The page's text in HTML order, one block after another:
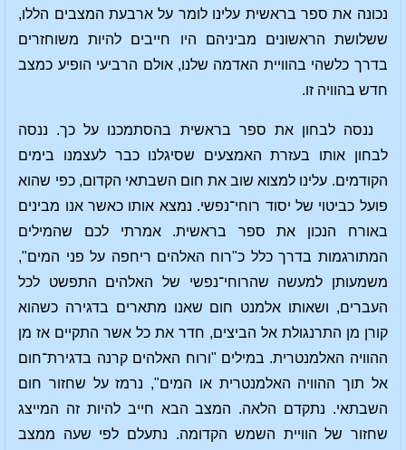
נכונה את ספר בראשית עלינו לומר על ארבעת המצבים הללו,
ששלושת הראשונים מביניהם היו חייבים להיות משוחזרים
בדרך כלשהי בהוויית האדמה שלנו, אולם הרביעי הופיע כמצב
חדש בהוויה זו.
ננסה לבחון את ספר בראשית בהסתמכנו על כך. ננסה
לבחון אותו בעזרת האמצעים שסיגלנו כבר לעצמנו בימים
הקודמים. עלינו למצוא שוב את חום השבתאי הקדום, כפי שהוא
פועל כביטוי של יסוד רוחי־נפשי. נמצא אותו כאשר אנו מבינים
באורח הנכון את ספר בראשית. אמרתי לכם שהמילים
המתורגמות בדרך כלל כ"רוח האלהים ריחפה על פני המים",
משמעותן למעשה שהרוחי־נפשי של האלהים התפשט לכל
העברים, ושאותו אלמנט חום שאנו מתארים בדגירה כשהוא
קורן מן התרנגולת אל הביצים, חדר את כל אשר התקיים אז מן
ההוויה האלמנטרית. במילים "ורוח האלהים קרנה בדגירת־חום
אל תוך ההוויה האלמנטרית או המים", נרמז על שחזור חום
השבתאי. נתקדם הלאה. המצב הבא חייב להיות זה המייצג
שחזור של הוויית השמש הקדומה. נתעלם לפי שעה ממצב